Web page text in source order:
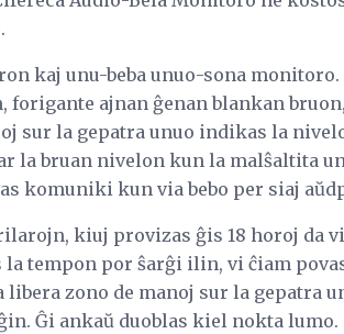
kaj unu-beba unuo-sona monitoro.
ajnan ĝenan blankan
sur la gepatra unuo indikas la
la bruan nivelon kun la malŝaltita
komuniki kun via bebo per siaj
kiuj provizas ĝis 18 horoj da
tempon por ŝarĝi ilin, vi ĉiam
zono de manoj sur la gepatra
Ĝi ankaŭ duoblas kiel nokta lumo.